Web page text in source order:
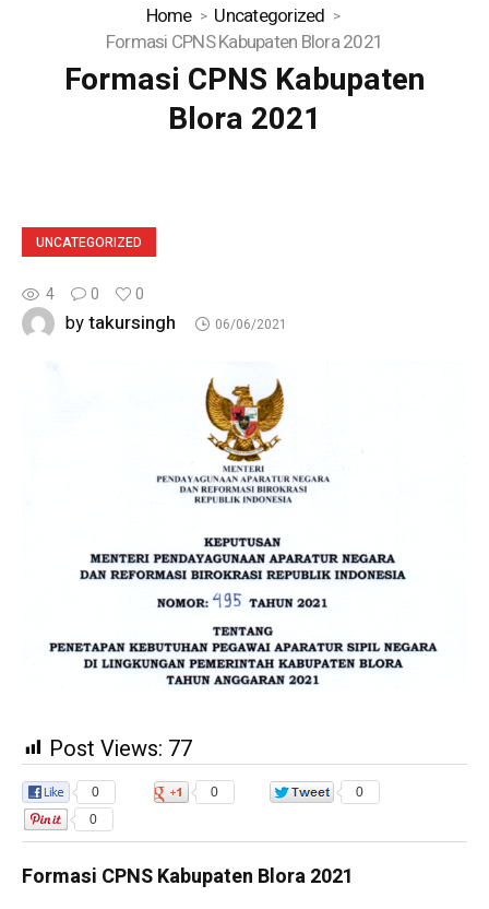
Home
Uncategorized
Formasi CPNS Kabupaten Blora 2021
Formasi CPNS Kabupaten
Blora 2021
UNCATEGORIZED
4 0 0
bytakursingh 06/06/2021
Post Views: 77
0 0
0
0
Formasi CPNS Kabupaten Blora 2021